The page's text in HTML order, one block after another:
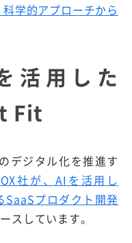
学的アプローチから
活用した
Fit
デジタル化を推進す
社が、AIを活用し
プロダクト開発
スしています。